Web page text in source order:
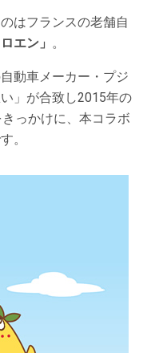
はフランスの老舗自
エン」 。
動車メーカー・プジ
」が合致し2015年の
っかけに、本コラボ
。